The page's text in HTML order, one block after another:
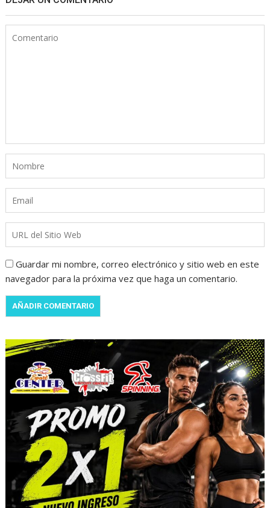
Guardar mi nombre, correo electrónico y sitio web en este
navegador para la próxima vez que haga un comentario.